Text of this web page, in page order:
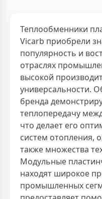
Теплообменники
Vicarb приобрели
популярность и
отраслях
высокой
универсальности.
бренда
теплопередачу
что делает его
систем отопления,
также множества
Модульные
находят широкое
промышленных